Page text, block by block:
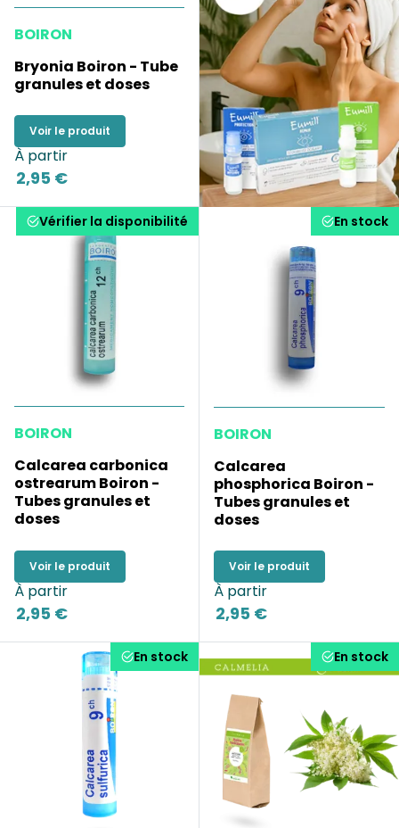
BOIRON
Bryonia Boiron - Tube
granules et doses
Voir le produit
À partir
2,95 €
Vérifier la disponibilité
BOIRON
Calcarea carbonica
ostrearum Boiron -
Tubes granules et
doses
Voir le produit
À partir
2,95 €
En stock
BOIRON
Calcarea
phosphorica Boiron -
Tubes granules et
doses
Voir le produit
À partir
2,95 €
En stock En stock